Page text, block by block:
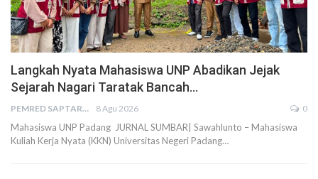
Langkah Nyata Mahasiswa UNP Abadikan Jejak
Sejarah Nagari Taratak Bancah…
PEMRED SAPTARIUS 8 Agu 2026 0
Mahasiswa UNP Padang JURNAL SUMBAR| Sawahlunto – Mahasiswa
Kuliah Kerja Nyata (KKN) Universitas Negeri Padang…